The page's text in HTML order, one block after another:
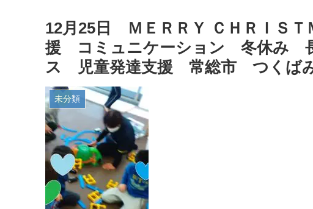
12月25日 ＭＥＲＲＹ ＣＨＲＩＳ
援 コミュニケーション 冬休み
ス 児童発達支援 常総市 つくば
未分類